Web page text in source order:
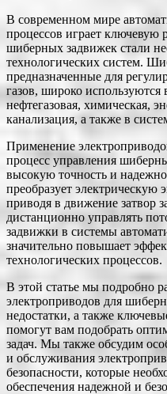
В современном мире
процессов играет ключевую
шиберных задвижек стали
технологических систем.
предназначенные для
газов, широко используются
нефтегазовая, химическая,
канализация, а также в
Применение
процесс управления
высокую точность и
преобразует
приводя в движение затвор
дистанционно управлять
задвижки в системы
значительно повышает
технологических процессов.
В этой статье мы подробно
электроприводов для
недостатки, а также
помогут вам подобрать
задач. Мы также обсудим
и обслуживания
безопасности, которые
обеспечения надежной и